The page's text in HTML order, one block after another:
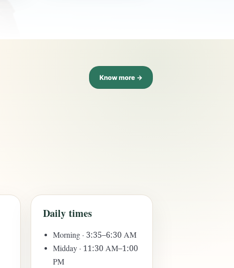
Know more →
Daily times
Morning · 3:35–6:30 AM
Midday · 11:30 AM–1:00
PM